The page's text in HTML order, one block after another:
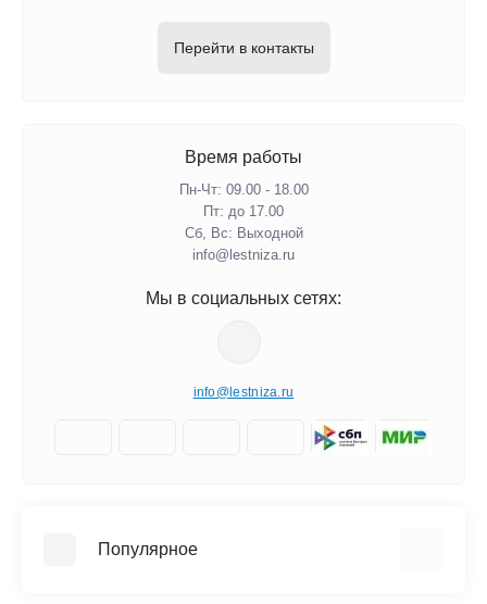
Перейти в контакты
Время работы
Пн-Чт: 09.00 - 18.00
Пт: до 17.00
Сб, Вс: Выходной
info@lestniza.ru
Мы в социальных сетях:
info@lestniza.ru
Популярное